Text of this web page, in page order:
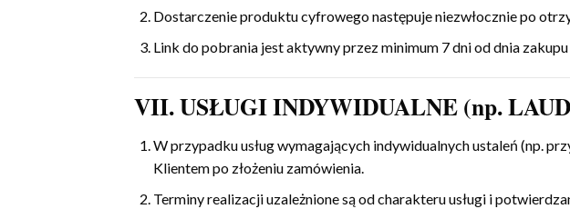
Dostarczenie produktu cyfrowego następuje niezwłocznie po
Link do pobrania jest aktywny przez minimum 7 dni od dnia
VII. USŁUGI INDYWIDUALNE (np.
W przypadku usług wymagających indywidualnych ustaleń (np.
Klientem po złożeniu zamówienia.
Terminy realizacji uzależnione są od charakteru usługi i